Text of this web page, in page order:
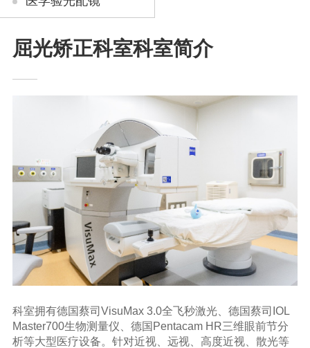
屈光矫正科室科室简介
科室拥有德国蔡司VisuMax 3.0全飞秒激光、德国蔡司IOL
Master700生物测量仪、德国Pentacam HR三维眼前节分
析等大型医疗设备。针对近视、远视、高度近视、散光等